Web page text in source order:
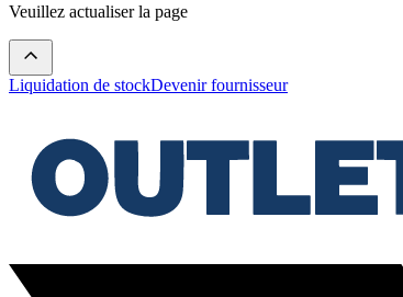
Veuillez actualiser la page
Liquidation de stockDevenir fournisseur